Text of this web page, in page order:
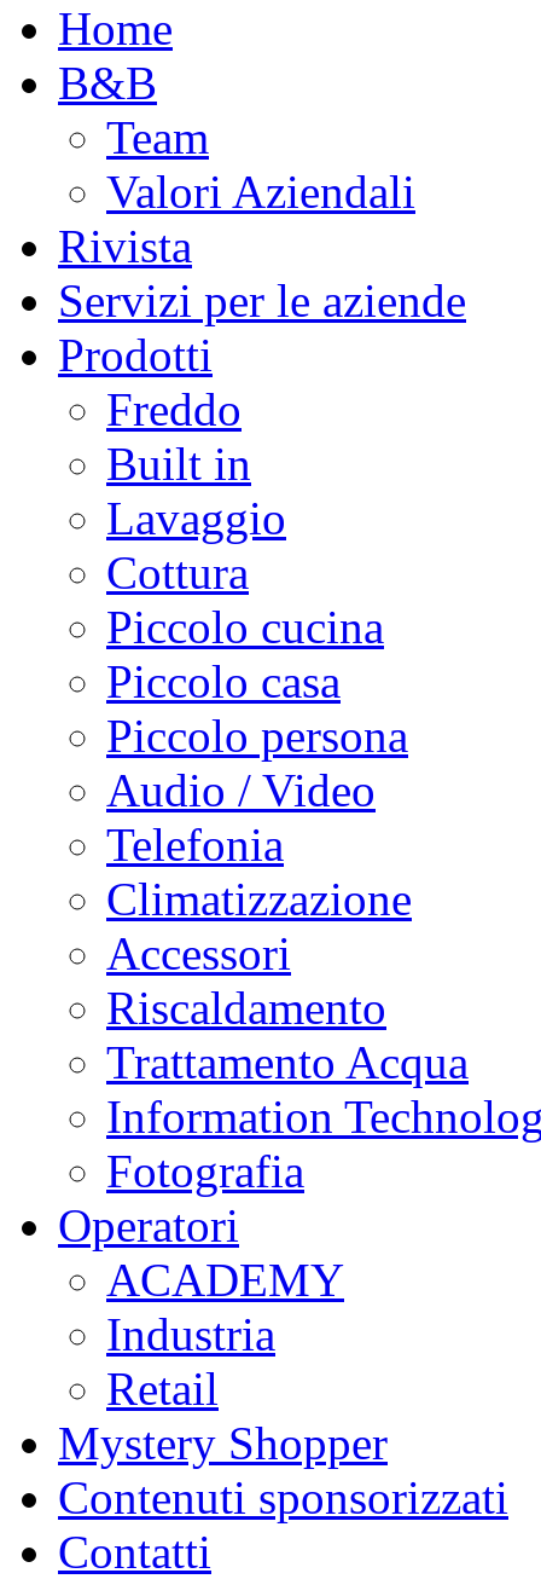
Home
B&B
Team
Valori Aziendali
Rivista
Servizi per le aziende
Prodotti
Freddo
Built in
Lavaggio
Cottura
Piccolo cucina
Piccolo casa
Piccolo persona
Audio / Video
Telefonia
Climatizzazione
Accessori
Riscaldamento
Trattamento Acqua
Information
Fotografia
Operatori
ACADEMY
Industria
Retail
Mystery Shopper
Contenuti sponsorizzati
Contatti